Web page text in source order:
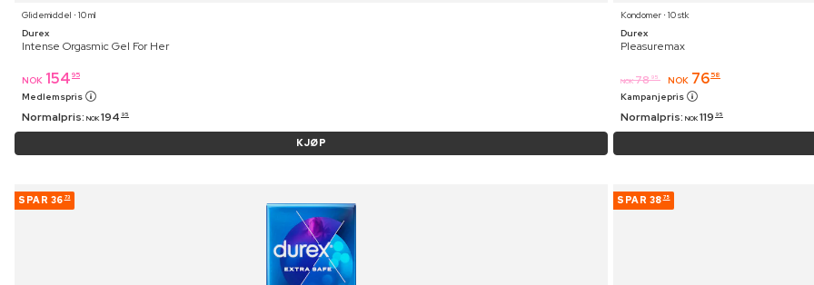
Glidemiddel ⋅ 10 ml
Durex
Intense Orgasmic Gel For Her
NOK 154 95
Medlemspris
Normalpris: NOK 194 95
KJØP
Kondomer ⋅ 10 stk
Durex
Pleasuremax
NOK 78 95 NOK 76 58
Kampanjepris
Normalpris: NOK 119 95
SPAR 36 73 SPAR 38 75